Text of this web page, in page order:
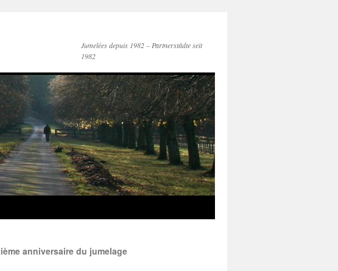
Jumelées depuis 1982 – Partnerstädte seit
1982
anniversaire du jumelage